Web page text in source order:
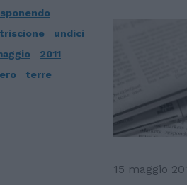
undici
2011
terre
15 maggio